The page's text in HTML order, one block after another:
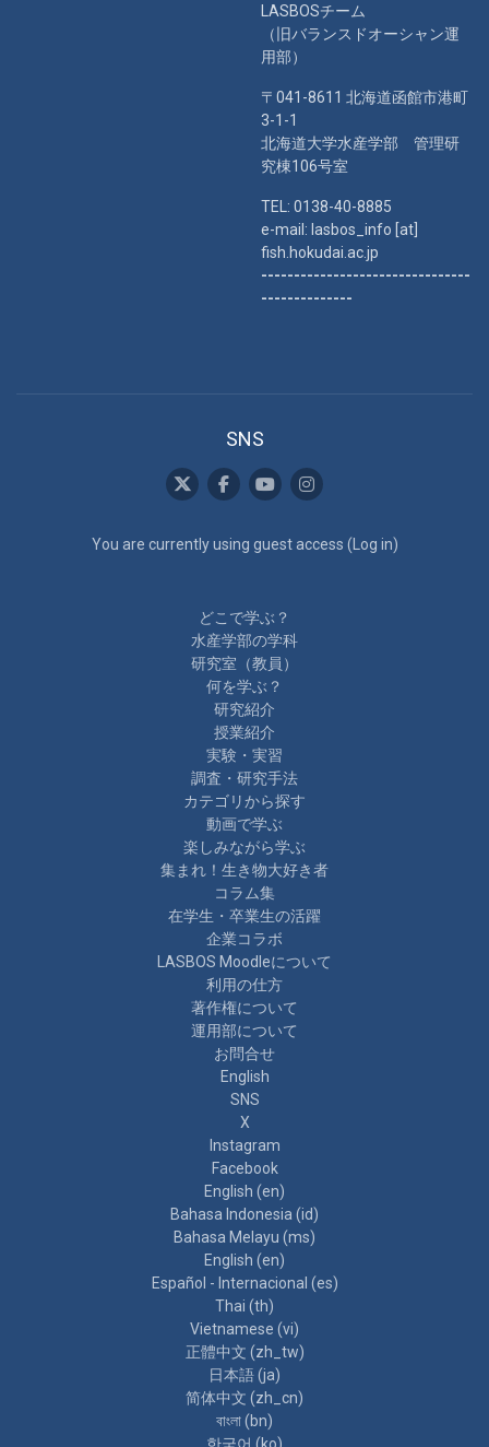
LASBOSチーム
（旧バランスドオーシャン運
用部）
〒041-8611 北海道函館市港町
3-1-1
北海道大学水産学部 管理研
究棟106号室
TEL: 0138-40-8885
e-mail: lasbos_info [at]
fish.hokudai.ac.jp
--------------------------------
--------------
SNS
You are currently using guest access ( Log in)
どこで学ぶ？
水産学部の学科
研究室（教員）
何を学ぶ？
研究紹介
授業紹介
実験・実習
調査・研究手法
カテゴリから探す
動画で学ぶ
楽しみながら学ぶ
集まれ！生き物大好き者
コラム集
在学生・卒業生の活躍
企業コラボ
LASBOS Moodleについて
利用の仕方
著作権について
運用部について
お問合せ
English
SNS
X
Instagram
Facebook
English ‎(en)‎
Bahasa Indonesia ‎(id)‎
Bahasa Melayu ‎(ms)‎
English ‎(en)‎
Español - Internacional ‎(es)‎
Thai ‎(th)‎
Vietnamese ‎(vi)‎
正體中文 ‎(zh_tw)‎
日本語 ‎(ja)‎
简体中文 ‎(zh_cn)‎
বাংলা ‎(bn)‎
한국어 ‎(ko)‎